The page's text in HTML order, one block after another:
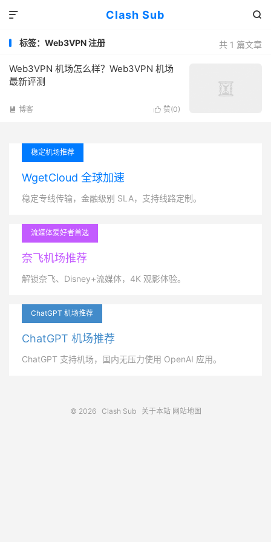
Clash Sub 

共 1 篇文章
标签：Web3VPN 注册
Web3VPN 机场怎么样？Web3VPN 机场
最新评测
 赞(0)
 博客
稳定机场推荐
WgetCloud 全球加速
稳定专线传输，金融级别 SLA，支持线路定制。
流媒体爱好者首选
奈飞机场推荐
解锁奈飞、Disney+流媒体，4K 观影体验。
ChatGPT 机场推荐
ChatGPT 机场推荐
ChatGPT 支持机场，国内无压力使用 OpenAI 应用。
© 2026 Clash Sub 关于本站 网站地图